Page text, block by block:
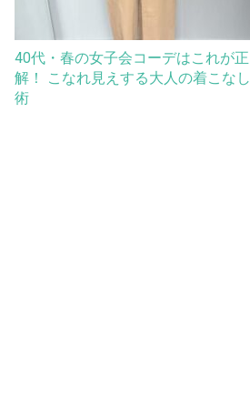
40代・春の女子会コーデはこれが正
解！ こなれ見えする大人の着こなし
術